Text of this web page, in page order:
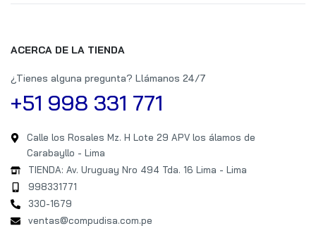
ACERCA DE LA TIENDA
¿Tienes alguna pregunta? Llámanos 24/7
+51 998 331 771
Calle los Rosales Mz. H Lote 29 APV los álamos de
Carabayllo - Lima
TIENDA: Av. Uruguay Nro 494 Tda. 16 Lima - Lima
998331771
330-1679
ventas@compudisa.com.pe